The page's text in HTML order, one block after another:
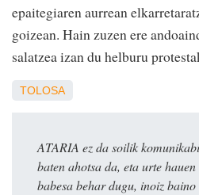
epaitegiaren aurrean
goizean. Hain zuzen ere
salatzea izan du helburu
TOLOSA
ATARIA ez da soilik
baten ahotsa da, eta urte
babesa behar dugu, inoiz